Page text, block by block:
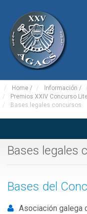
Home / Información /
Premios XXIV Concurso
Bases legales concursos
Bases legales
Bases del
Asociación galega